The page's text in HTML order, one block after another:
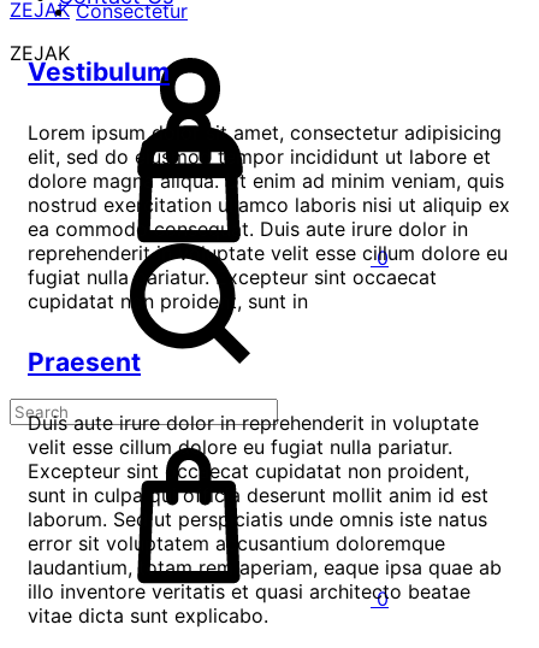
0
ZEJAK
ZEJAK
0
Consectetur
Vestibulum
Lorem ipsum dolor sit amet, consectetur adipisicing
elit, sed do eiusmod tempor incididunt ut labore et
dolore magna aliqua. Ut enim ad minim veniam, quis
nostrud exercitation ullamco laboris nisi ut aliquip ex
ea commodo consequat. Duis aute irure dolor in
reprehenderit in voluptate velit esse cillum dolore eu
fugiat nulla pariatur. Excepteur sint occaecat
cupidatat non proident, sunt in
Praesent
Duis aute irure dolor in reprehenderit in voluptate
velit esse cillum dolore eu fugiat nulla pariatur.
Excepteur sint occaecat cupidatat non proident,
sunt in culpa qui officia deserunt mollit anim id est
laborum. Sed ut perspiciatis unde omnis iste natus
error sit voluptatem accusantium doloremque
laudantium, totam rem aperiam, eaque ipsa quae ab
illo inventore veritatis et quasi architecto beatae
vitae dicta sunt explicabo.